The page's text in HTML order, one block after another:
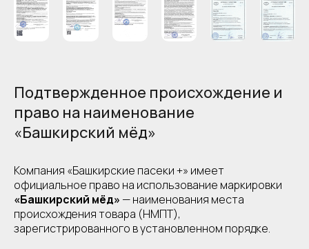
Подтвержденное происхождение и
право на наименование
«Башкирский мёд»
Компания «Башкирские пасеки +» имеет
официальное право на использование маркировки
«Башкирский мёд» — наименования места
происхождения товара (НМПТ),
зарегистрированного в установленном порядке.